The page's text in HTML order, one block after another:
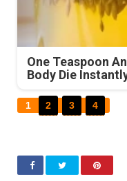
One Teaspoon
Body Die
1 2 3 4